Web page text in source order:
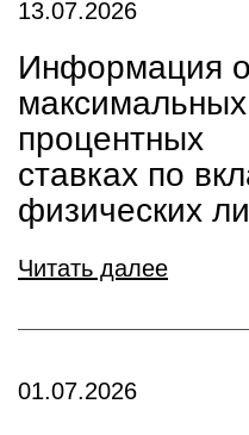
13.07.2026
Информация о
максимальных
процентных
ставках по
физических
Читать далее
01.07.2026